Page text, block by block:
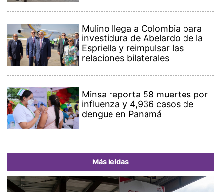
Mulino llega a Colombia para
investidura de Abelardo de la
Espriella y reimpulsar las
relaciones bilaterales
Minsa reporta 58 muertes por
influenza y 4,936 casos de
dengue en Panamá
Más leídas